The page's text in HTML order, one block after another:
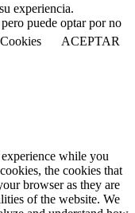
experiencia.
puede optar por no
ACEPTAR
while you
the cookies that
browser as they are
of the website. We